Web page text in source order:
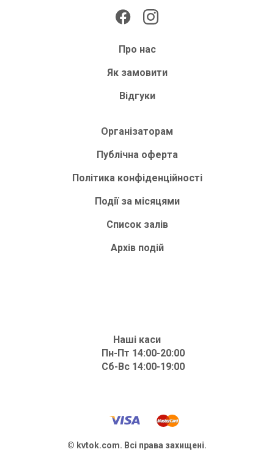
Про нас
Як замовити
Відгуки
Організаторам
Публічна оферта
Політика конфіденційності
Події за місяцями
Список залів
Архів подій
Наші каси
Пн-Пт 14:00-20:00
Сб-Вс 14:00-19:00
© kvtok.com. Всі права захищені.